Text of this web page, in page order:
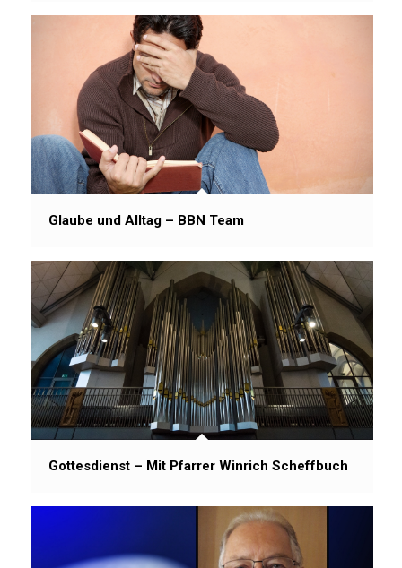
Glaube und Alltag – BBN Team
Gottesdienst – Mit Pfarrer Winrich Scheffbuch